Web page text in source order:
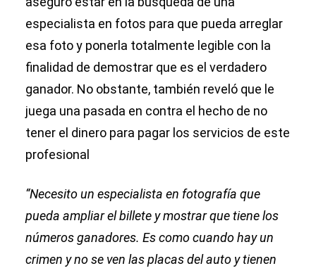
especialista en fotos para que pueda arreglar
esa foto y ponerla totalmente legible con la
finalidad de demostrar que es el verdadero
ganador. No obstante, también reveló que le
juega una pasada en contra el hecho de no
tener el dinero para pagar los servicios de este
profesional
“Necesito un especialista en fotografía que
pueda ampliar el billete y mostrar que tiene los
números ganadores. Es como cuando hay un
crimen y no se ven las placas del auto y tienen